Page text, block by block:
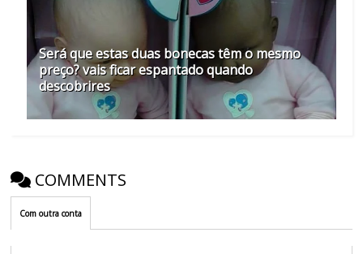
Será que estas duas bonecas têm o mesmo
preço? vais ficar espantado quando
descobrires
COMMENTS
Com outra conta